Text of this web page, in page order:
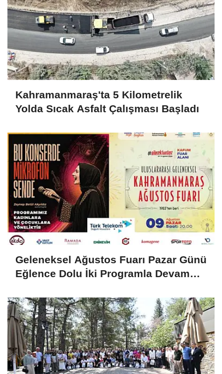
Kahramanmaraş'ta 5 Kilometrelik
Yolda Sıcak Asfalt Çalışması Başladı
Geleneksel Ağustos Fuarı Pazar Günü
Eğlence Dolu İki Programla Devam